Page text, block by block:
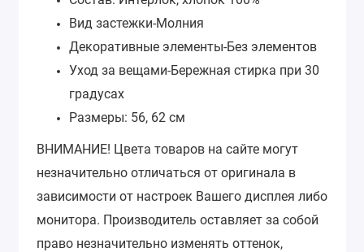
Вид застежки-Молния
Декоративные элементы-Без элементов
Уход за вещами-Бережная стирка при 30
градусах
Размеры: 56, 62 см
ВНИМАНИЕ! Цвета товаров на сайте могут
незначительно отличаться от оригинала в
зависимости от настроек Вашего дисплея либо
монитора. Производитель оставляет за собой
право незначительно изменять оттенок,